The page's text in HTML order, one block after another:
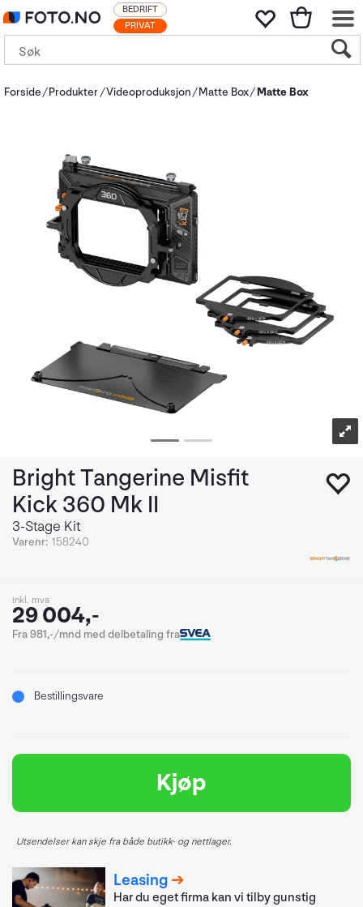
PRIVAT
BEDRIFT
Forside Produkter Videoproduksjon Matte Box Matte Box
Bright Tangerine Misfit
Kick 360 Mk II
3-Stage Kit
Varenr: 158240
inkl. mva
29 004,-
Fra 981,-/mnd med delbetaling fra
Bestillingsvare
Kjøp
Utsendelser kan skje fra både butikk- og nettlager.
Leasing
Har du eget firma kan vi tilby gunstig